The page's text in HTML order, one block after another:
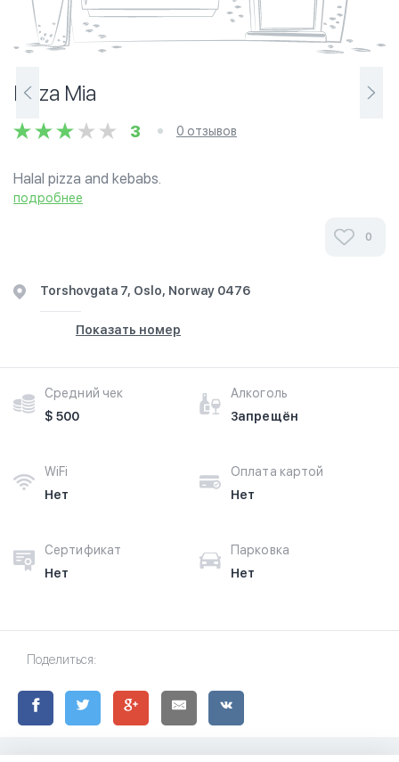
Pizza Mia
3 0 отзывов
Halal pizza and kebabs.
подробнее
0
Torshovgata 7, Oslo, Norway 0476
Показать номер
Средний чек
$ 500
Алкоголь
Запрещён
WiFi
Нет
Оплата картой
Нет
Сертификат
Нет
Парковка
Нет
Поделиться: